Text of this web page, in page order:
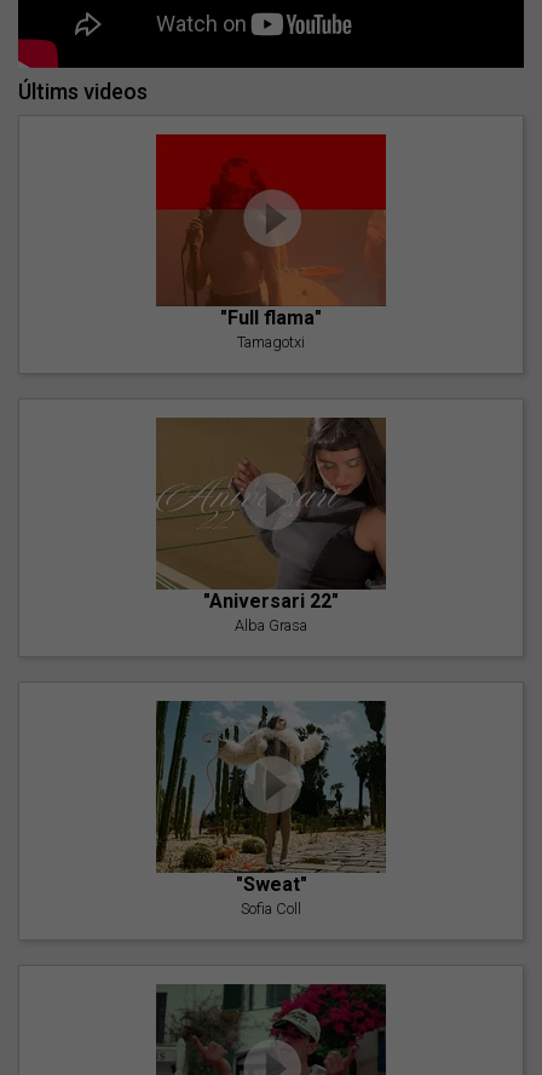
Últims videos
"Full flama"
Tamagotxi
"Aniversari 22"
Alba Grasa
"Sweat"
Sofia Coll